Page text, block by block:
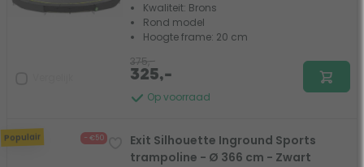
Kwaliteit: Brons
Rond model
Hoogte frame: 20 cm
Op voorraad
375,-
325,-
Populair - €50
Exit Silhouette Inground Sports
trampoline - Ø 366 cm - Zwart